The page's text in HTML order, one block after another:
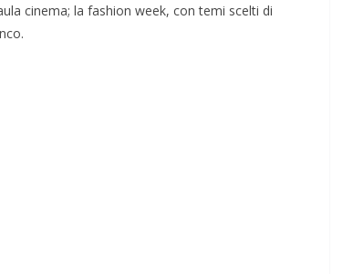
cinema; la fashion week, con temi scelti di